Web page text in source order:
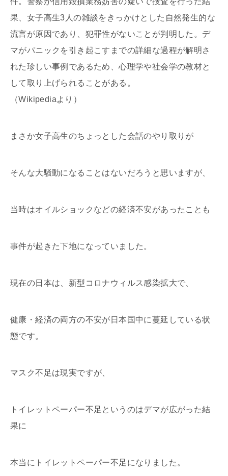
果、女子高生3人の雑談をきっかけとした自然発生的な
流言が原因であり、犯罪性がないことが判明した。デ
マがパニックを引き起こすまでの詳細な過程が解明さ
れた珍しい事例であるため、心理学や社会学の教材と
して取り上げられることがある。
（Wikipediaより）
まさか女子高生のちょっとした会話のやり取りが
そんな大騒動になることはないだろうと思いますが、
当時はオイルショックなどの経済不安があったことも
事件が起きた下地になっていました。
現在の日本は、新型コロナウィルス感染拡大で、
健康・経済の両方の不安が日本国中に蔓延している状
態です。
マスク不足は現実ですが、
トイレットペーパー不足というのはデマが広がった結
果に
本当にトイレットペーパー不足になりました。